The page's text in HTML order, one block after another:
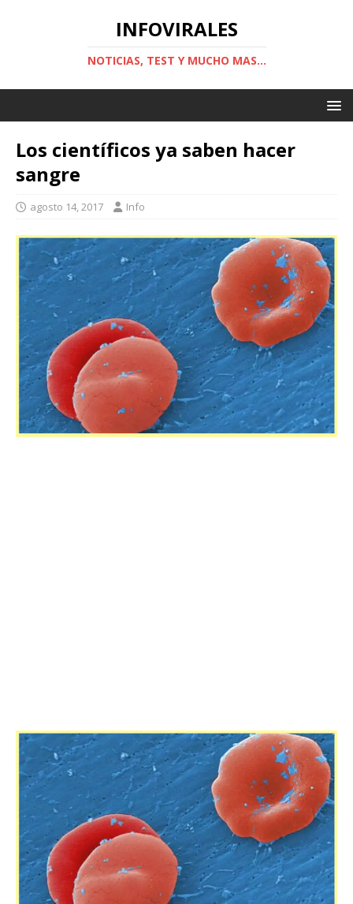
INFOVIRALES
NOTICIAS, TEST Y MUCHO MAS...
Los científicos ya saben hacer
sangre
agosto 14, 2017 Info